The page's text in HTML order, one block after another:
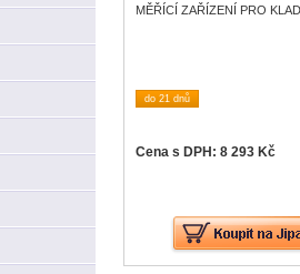
MĚŘÍCÍ ZAŘÍZENÍ PRO
do 21 dnů
Cena s DPH: 8 293 Kč